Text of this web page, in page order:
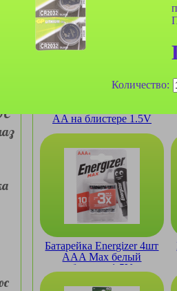
Количество:
AA на блистере 1.5V
Батарейка Energizer 4шт
AAA Max белый
блистер 1.5V